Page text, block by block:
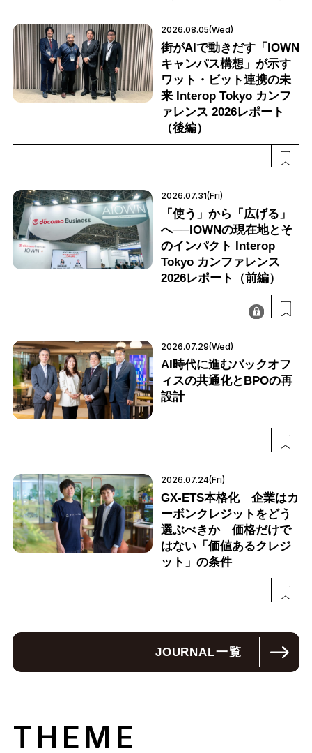
2026.08.05(Wed)
街がAIで動きだす「IOWN
キャンパス構想」が示す
ワット・ビット連携の未
来 Interop Tokyo カンフ
ァレンス 2026レポート
（後編）
2026.07.31(Fri)
「使う」から「広げる」
へ──IOWNの現在地とそ
のインパクト Interop
Tokyo カンファレンス
2026レポート（前編）
2026.07.29(Wed)
AI時代に進むバックオフ
ィスの共通化とBPOの再
設計
2026.07.24(Fri)
GX-ETS本格化 企業はカ
ーボンクレジットをどう
選ぶべきか 価格だけで
はない「価値あるクレジ
ット」の条件
JOURNAL一覧
THEME